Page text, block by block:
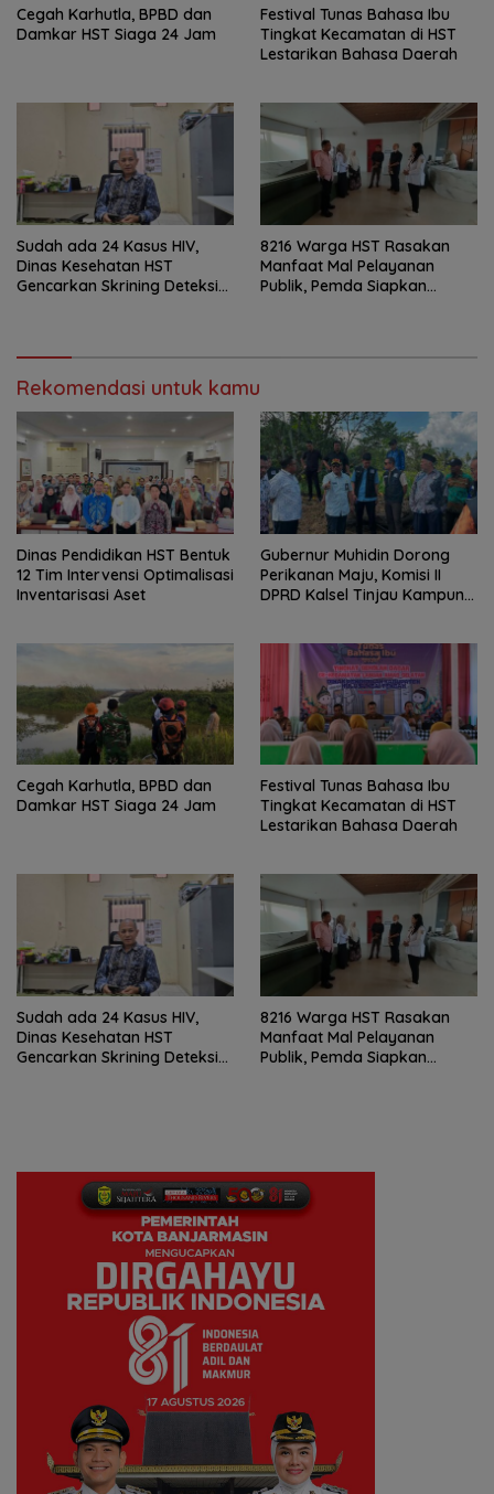
Cegah Karhutla, BPBD dan
Damkar HST Siaga 24 Jam
Festival Tunas Bahasa Ibu
Tingkat Kecamatan di HST
Lestarikan Bahasa Daerah
Sudah ada 24 Kasus HIV,
Dinas Kesehatan HST
Gencarkan Skrining Deteksi
8216 Warga HST Rasakan
Manfaat Mal Pelayanan
Publik, Pemda Siapkan
Rekomendasi untuk kamu
Dinas Pendidikan HST Bentuk
12 Tim Intervensi Optimalisasi
Inventarisasi Aset
Gubernur Muhidin Dorong
Perikanan Maju, Komisi II
DPRD Kalsel Tinjau Kampung
Cegah Karhutla, BPBD dan
Damkar HST Siaga 24 Jam
Festival Tunas Bahasa Ibu
Tingkat Kecamatan di HST
Lestarikan Bahasa Daerah
Sudah ada 24 Kasus HIV,
Dinas Kesehatan HST
Gencarkan Skrining Deteksi
8216 Warga HST Rasakan
Manfaat Mal Pelayanan
Publik, Pemda Siapkan